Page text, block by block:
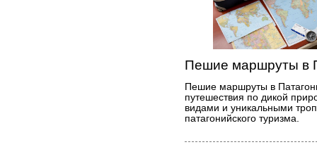
Пешие маршруты в
Пешие маршруты в
путешествия по дикой
видами и уникальными
патагонийского туризма.